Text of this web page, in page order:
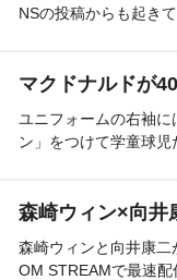
NSの投稿からも起き
マクドナルドが
ユニフォームの右袖
ン」をつけて学童球
森崎ウィン×向井
森崎ウィンと向井康
OM STREAMで最速配